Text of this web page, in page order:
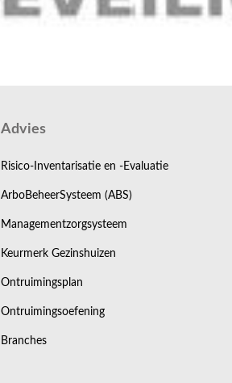
Advies
Risico-Inventarisatie en -Evaluatie
ArboBeheerSysteem (ABS)
Managementzorgsysteem
Keurmerk Gezinshuizen
Ontruimingsplan
Ontruimingsoefening
Branches